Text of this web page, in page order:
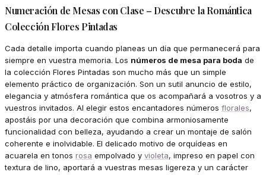
Numeración de Mesas con Clase – Descubre la Romántica
Colección Flores Pintadas
Cada detalle importa cuando planeas un día que permanecerá para
siempre en vuestra memoria. Los números de mesa para boda de
la colección Flores Pintadas son mucho más que un simple
elemento práctico de organización. Son un sutil anuncio de estilo,
elegancia y atmósfera romántica que os acompañará a vosotros y a
vuestros invitados. Al elegir estos encantadores números florales,
apostáis por una decoración que combina armoniosamente
funcionalidad con belleza, ayudando a crear un montaje de salón
coherente e inolvidable. El delicado motivo de orquídeas en
acuarela en tonos rosa empolvado y violeta, impreso en papel con
textura de lino, aportará a vuestras mesas ligereza y un carácter